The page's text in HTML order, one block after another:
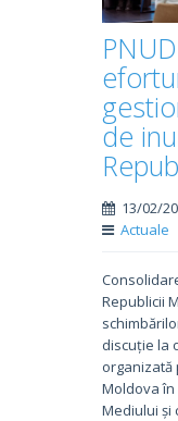
de
13/02/
Actuale
Republicii
discuție la
organizată
Moldova
Mediului și